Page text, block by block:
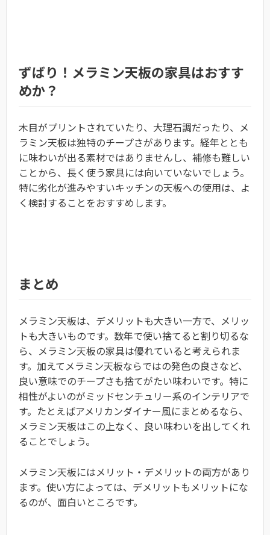
ずばり！メラミン天板の家具はおすす
めか？
木目がプリントされていたり、大理石調だったり、メ
ラミン天板は独特のチープさがあります。経年ととも
に味わいが出る素材ではありませんし、補修も難しい
ことから、長く使う家具には向いていないでしょう。
特に劣化が進みやすいキッチンの天板への使用は、よ
く検討することをおすすめします。
まとめ
メラミン天板は、デメリットも大きい一方で、メリッ
トも大きいものです。数年で使い捨てると割り切るな
ら、メラミン天板の家具は優れていると考えられま
す。加えてメラミン天板ならではの発色の良さなど、
良い意味でのチープさも捨てがたい味わいです。特に
相性がよいのがミッドセンチュリー系のインテリアで
す。たとえばアメリカンダイナー風にまとめるなら、
メラミン天板はこの上なく、良い味わいを出してくれ
ることでしょう。
メラミン天板にはメリット・デメリットの両方があり
ます。使い方によっては、デメリットもメリットにな
るのが、面白いところです。